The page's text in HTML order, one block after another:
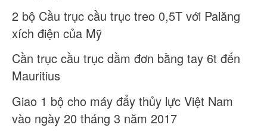
2 bộ Cầu trục cầu trục treo 0,5T với Palăng
xích điện của Mỹ
Cần trục cầu trục dầm đơn bằng tay 6t đến
Mauritius
Giao 1 bộ cho máy đẩy thủy lực Việt Nam
vào ngày 20 tháng 3 năm 2017